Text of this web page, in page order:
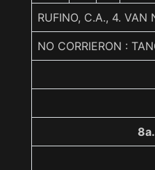
RUFINO, C.A., 4. VAN
NO CORRIERON :